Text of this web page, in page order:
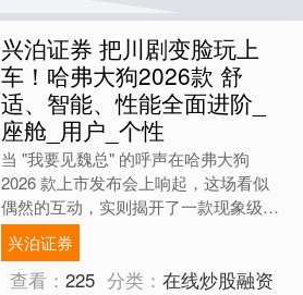
兴泊证券 把川剧变脸玩上
车！哈弗大狗2026款 舒
适、智能、性能全面进阶_
座舱_用户_个性
当 "我要见魏总" 的呼声在哈弗大狗
2026 款上市发布会上响起，这场看似
偶然的互动，实则揭开了一款现象级车
型的进化密码。作为泛越野品类的开创
者，哈弗大狗用五....
兴泊证券
查看：225 分类：在线炒股融资